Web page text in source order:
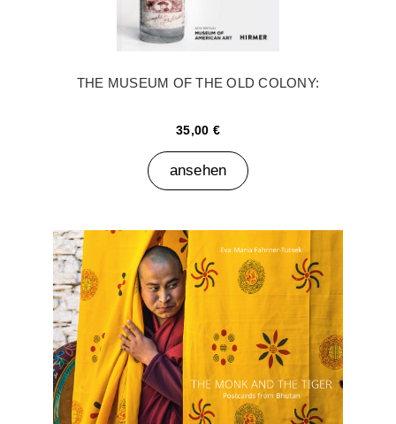
THE MUSEUM OF THE OLD COLONY:
35,00 €
ansehen